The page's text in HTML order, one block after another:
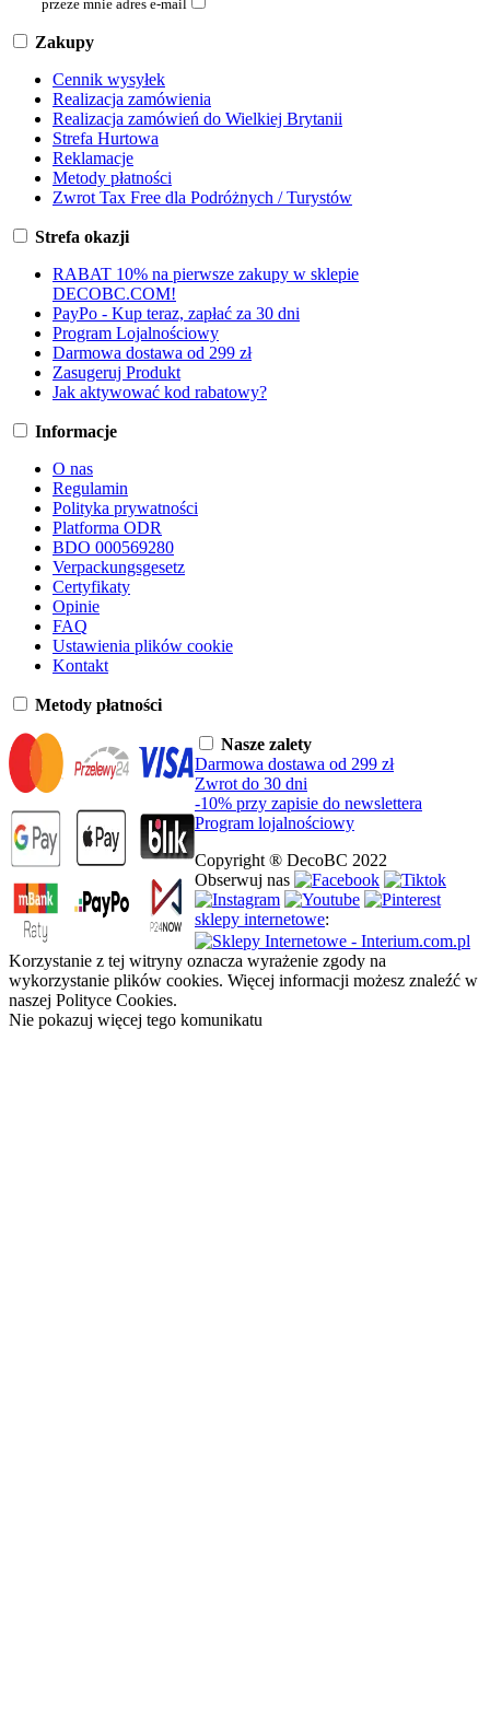
przeze mnie adres e-mail
Zakupy
Cennik wysyłek
Realizacja zamówienia
Realizacja zamówień do Wielkiej Brytanii
Strefa Hurtowa
Reklamacje
Metody płatności
Zwrot Tax Free dla Podróżnych / Turystów
Strefa okazji
RABAT 10% na pierwsze zakupy w sklepie
DECOBC.COM!
PayPo - Kup teraz, zapłać za 30 dni
Program Lojalnościowy
Darmowa dostawa od 299 zł
Zasugeruj Produkt
Jak aktywować kod rabatowy?
Informacje
O nas
Regulamin
Polityka prywatności
Platforma ODR
BDO 000569280
Verpackungsgesetz
Certyfikaty
Opinie
FAQ
Ustawienia plików cookie
Kontakt
Metody płatności
Nasze zalety
Darmowa dostawa od 299 zł
Zwrot do 30 dni
-10% przy zapisie do newslettera
Program lojalnościowy
Copyright ® DecoBC 2022
Obserwuj nas
sklepy internetowe:
Korzystanie z tej witryny oznacza wyrażenie zgody na
wykorzystanie plików cookies. Więcej informacji możesz znaleźć w
naszej Polityce Cookies.
Nie pokazuj więcej tego komunikatu